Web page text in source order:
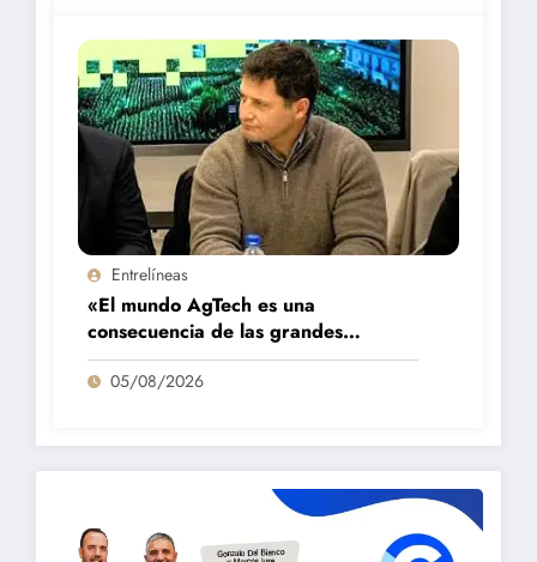
Entrelíneas
«El mundo AgTech es una
consecuencia de las grandes
fortalezas que tenemos en la región»
05/08/2026